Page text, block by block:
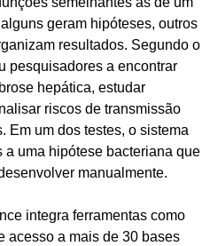
geram hipóteses, outros
resultados. Segundo o
pesquisadores a encontrar
hepática, estudar
riscos de transmissão
Em um dos testes, o sistema
uma hipótese bacteriana que
manualmente.
acesso a mais de 30 bases